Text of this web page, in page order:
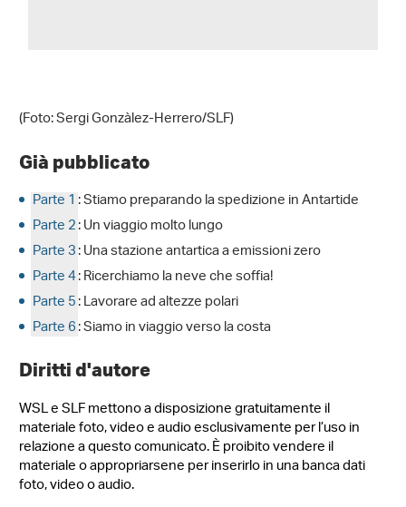
(Foto: Sergi Gonzàlez-Herrero/SLF)
Già pubblicato
Parte 1: Stiamo preparando la spedizione in Antartide
Parte 2: Un viaggio molto lungo
Parte 3: Una stazione antartica a emissioni zero
Parte 4: Ricerchiamo la neve che soffia!
Parte 5: Lavorare ad altezze polari
Parte 6: Siamo in viaggio verso la costa
Diritti d'autore
WSL e SLF mettono a disposizione gratuitamente il
materiale foto, video e audio esclusivamente per l’uso in
relazione a questo comunicato. È proibito vendere il
materiale o appropriarsene per inserirlo in una banca dati
foto, video o audio.